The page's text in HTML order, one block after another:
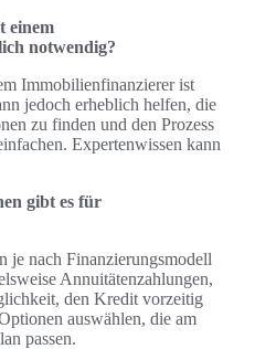
einem
notwendig?
Immobilienfinanzierer ist
jedoch erheblich helfen, die
zu finden und den Prozess
Expertenwissen kann
gibt es für
je nach Finanzierungsmodell
Annuitätenzahlungen,
den Kredit vorzeitig
auswählen, die am
passen.